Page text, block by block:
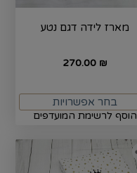
מארז לידה דגם נטע
270.00 ₪
בחר אפשרויות
הוסף לרשימת המועדפים